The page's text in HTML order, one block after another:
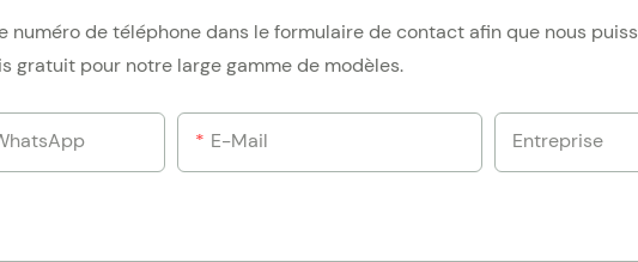
de téléphone dans le formulaire de contact afin que nous
gratuit pour notre large gamme de modèles.
E-Mail Entreprise